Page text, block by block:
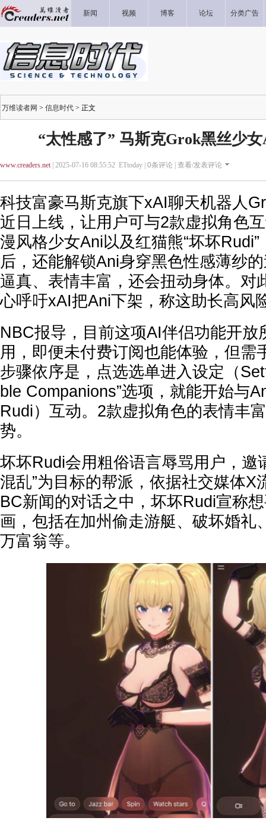
新闻 视频 博客 论坛 分类广告
万维读者网 > 信息时代 > 正文
“太性感了” 马斯克Grok黑丝少
www.creaders.net| 2025-07-16 08:55:52 ETtoday | 0条评论 | 查看/发表评论
科技富豪马斯克旗下xAI聊天机器人
近日上线，让用户可与2款虚拟角色
漫风格少女Ani以及红猫熊“坏坏
后，还能解锁Ani身穿黑色性感薄纱
逼真、表情丰富，还会扭动身体。对
心呼吁xAI把Ani下架，称这助长高风
NBC报导，目前这项AI伴侣功能开放
用，即便未付费订阅也能体验，但需
步骤依序是，点选选单进入设定（
ble Companions”选项，就能开始与
Rudi）互动。2款虚拟角色的表情丰
势。
坏坏Rudi会用粗俗语言辱骂用户，邀
混乱”为目标的帮派，依据社交媒体X
BC新闻的对话之中，坏坏Rudi宣称
画，包括在加州偷走游艇、破坏婚礼
万富翁等。